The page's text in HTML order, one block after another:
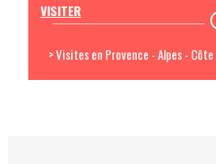
VISITER
> Visites en Provence - Alpes - Côte